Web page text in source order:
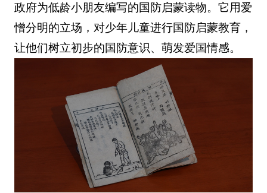
政府为低龄小朋友编写的国防启蒙读物。它用爱
憎分明的立场，对少年儿童进行国防启蒙教育，
让他们树立初步的国防意识、萌发爱国情感。